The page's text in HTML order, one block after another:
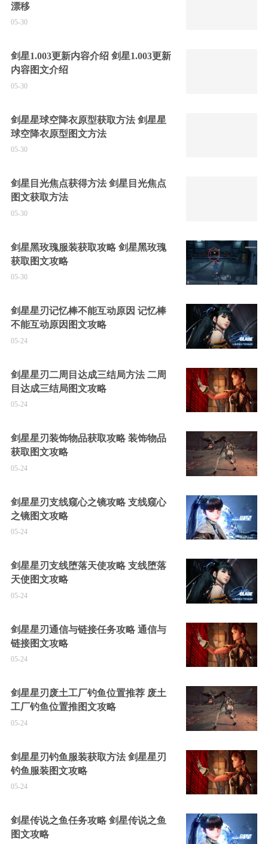
漂移
05-30
剑星1.003更新内容介绍 剑星1.003更新
内容图文介绍
05-30
剑星星球空降衣原型获取方法 剑星星
球空降衣原型图文方法
05-30
剑星目光焦点获得方法 剑星目光焦点
图文获取方法
05-30
剑星黑玫瑰服装获取攻略 剑星黑玫瑰
获取图文攻略
05-30
剑星星刃记忆棒不能互动原因 记忆棒
不能互动原因图文攻略
05-24
剑星星刃二周目达成三结局方法 二周
目达成三结局图文攻略
05-24
剑星星刃装饰物品获取攻略 装饰物品
获取图文攻略
05-24
剑星星刃支线窥心之镜攻略 支线窥心
之镜图文攻略
05-24
剑星星刃支线堕落天使攻略 支线堕落
天使图文攻略
05-24
剑星星刃通信与链接任务攻略 通信与
链接图文攻略
05-24
剑星星刃废土工厂钓鱼位置推荐 废土
工厂钓鱼位置推图文攻略
05-24
剑星星刃钓鱼服装获取方法 剑星星刃
钓鱼服装图文攻略
05-24
剑星传说之鱼任务攻略 剑星传说之鱼
图文攻略